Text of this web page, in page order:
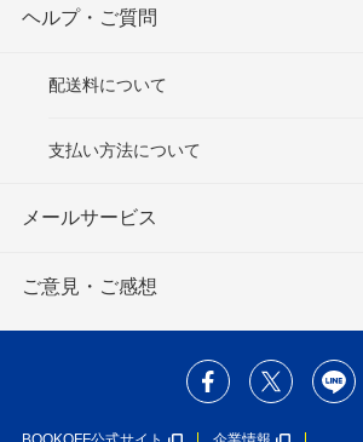
ヘルプ・ご質問
配送料について
支払い方法について
メールサービス
ご意見・ご感想